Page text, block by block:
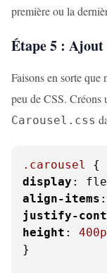
première ou la
Étape 5 : Ajout
Faisons en sorte
peu de CSS. Créons
Carousel.css
.carousel
display
align-items
justify-
height :
}